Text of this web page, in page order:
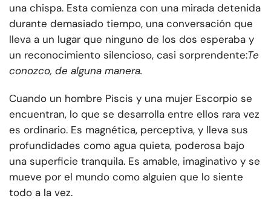
una chispa. Esta comienza con una mirada detenida
durante demasiado tiempo, una conversación que
lleva a un lugar que ninguno de los dos esperaba y
un reconocimiento silencioso, casi sorprendente:Te
conozco, de alguna manera.
Cuando un hombre Piscis y una mujer Escorpio se
encuentran, lo que se desarrolla entre ellos rara vez
es ordinario. Es magnética, perceptiva, y lleva sus
profundidades como agua quieta, poderosa bajo
una superficie tranquila. Es amable, imaginativo y se
mueve por el mundo como alguien que lo siente
todo a la vez.